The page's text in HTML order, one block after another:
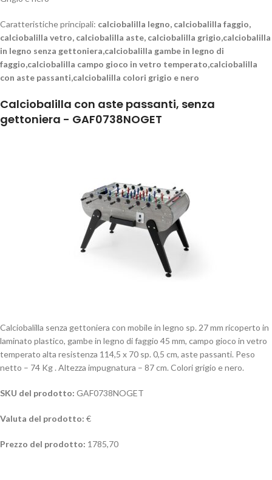
Caratteristiche principali: calciobalilla legno, calciobalilla faggio,
calciobalilla vetro, calciobalilla aste, calciobalilla grigio,calciobalilla
in legno senza gettoniera,calciobalilla gambe in legno di
faggio,calciobalilla campo gioco in vetro temperato,calciobalilla
con aste passanti,calciobalilla colori grigio e nero
Calciobalilla con aste passanti, senza
gettoniera - GAF0738NOGET
Calciobalilla senza gettoniera con mobile in legno sp. 27 mm ricoperto in
laminato plastico, gambe in legno di faggio 45 mm, campo gioco in vetro
temperato alta resistenza 114,5 x 70 sp. 0,5 cm, aste passanti. Peso
netto – 74 Kg . Altezza impugnatura – 87 cm. Colori grigio e nero.
SKU del prodotto: GAF0738NOGET
Valuta del prodotto: €
Prezzo del prodotto: 1785,70